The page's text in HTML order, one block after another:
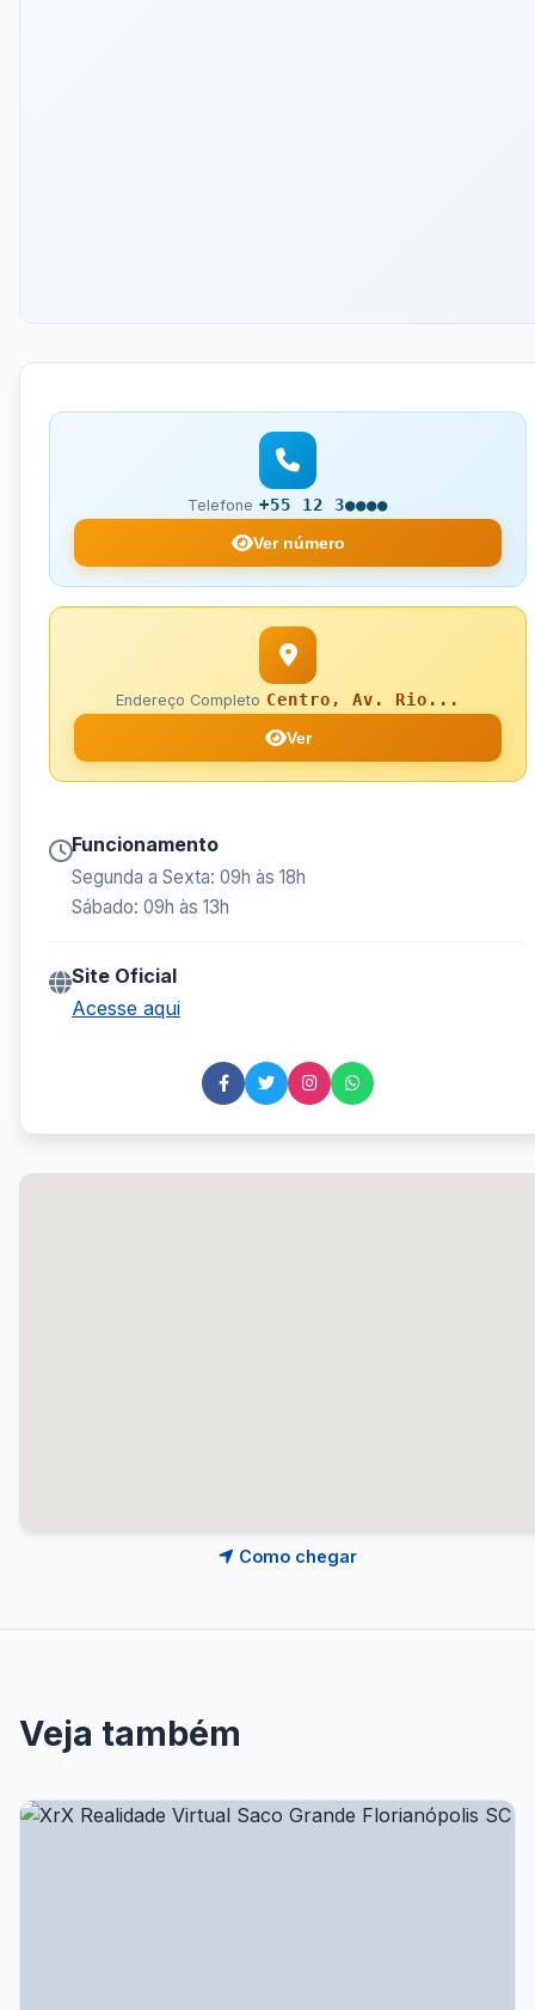
Telefone +55 12 3●●●●
Ver número
Endereço Completo Centro, Av. Rio...
Ver
Funcionamento
Segunda a Sexta: 09h às 18h
Sábado: 09h às 13h
Site Oficial
Acesse aqui
Como chegar
Veja também